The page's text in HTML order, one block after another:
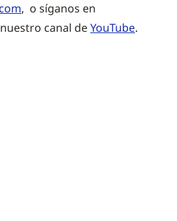
, o síganos en
canal deYouTube.